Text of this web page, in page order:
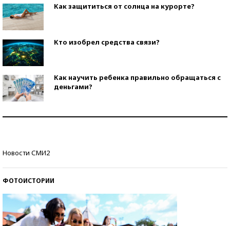
Как защититься от солнца на курорте?
Кто изобрел средства связи?
Как научить ребенка правильно обращаться с
деньгами?
Новости СМИ2
ФОТОИСТОРИИ